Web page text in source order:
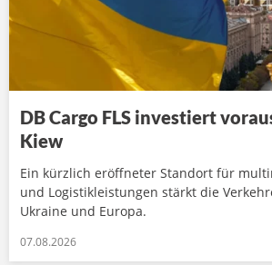
DB Cargo FLS investiert
Kiew
Ein kürzlich eröffneter Standort für
und Logistikleistungen stärkt die
Ukraine und Europa.
07.08.2026